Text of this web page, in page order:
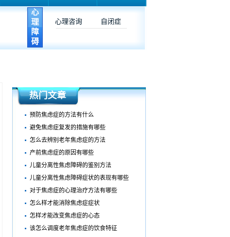
心
理
障
碍
心理咨询 自闭症
热门文章
预防焦虑症的方法有什么
避免焦虑症复发的措施有哪些
怎么去辨别老年焦虑症的方法
产前焦虑症的原因有哪些
儿童分离性焦虑障碍的鉴别方法
儿童分离性焦虑障碍症状的表现有哪些
对于焦虑症的心理治疗方法有哪些
怎么样才能消除焦虑症症状
怎样才能改变焦虑症的心态
该怎么调度老年焦虑症的饮食特征